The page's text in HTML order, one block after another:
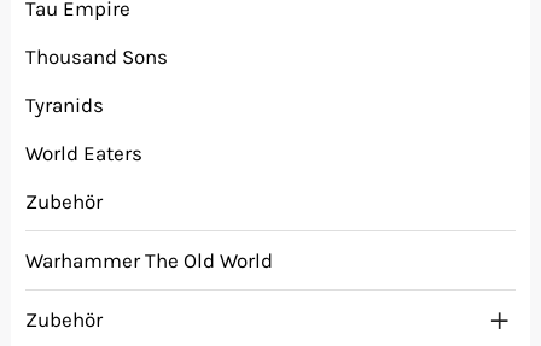
Tau Empire
Thousand Sons
Tyranids
World Eaters
Zubehör
Warhammer The Old World
Zubehör